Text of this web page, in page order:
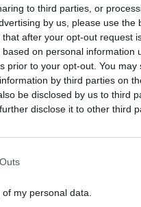
to third parties, or
by us, please use the
after your opt-out request
on personal information
prior to your opt-out. You
by third parties on
be disclosed by us to third
disclose it to other third
my personal data.
de la entidad.
de acciones
más de 13 millones de